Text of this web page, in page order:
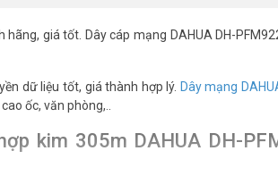
giá tốt. Dây cáp mạng DAHUA DH-
dữ liệu tốt, giá thành hợp lý. Dây mạng
ốc, văn phòng,..
kim 305m DAHUA DH-